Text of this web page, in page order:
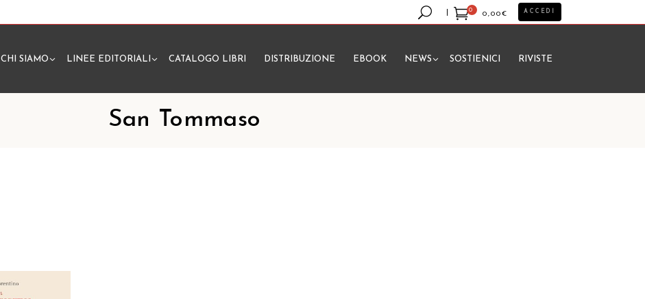
0
0,00€
Nessun prodotto nel carrello.
ACCEDI
CHI SIAMO LINEE EDITORIALI CATALOGO LIBRI DISTRIBUZIONE EBOOK NEWS SOSTIENICI RIVISTE
San Tommaso